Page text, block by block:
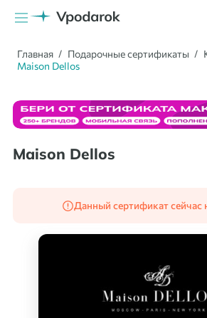
Главная Подарочные сертификаты
Maison Dellos
Maison Dellos
Данный сертификат сейчас